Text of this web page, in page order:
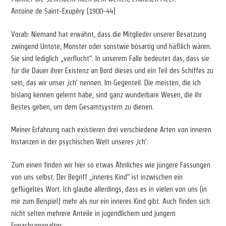
Antoine de Saint-Exupéry (1900-44)
Vorab: Niemand hat erwähnt, dass die Mitglieder unserer Besatzung
zwingend Untote, Monster oder sonstwie bösartig und häßlich wären.
Sie sind lediglich „verflucht“. In unserem Falle bedeutet das, dass sie
für die Dauer ihrer Existenz an Bord dieses und ein Teil des Schiffes zu
sein, das wir unser ‚ich‘ nennen. Im Gegenteil. Die meisten, die ich
bislang kennen gelernt habe, sind ganz wunderbare Wesen, die ihr
Bestes geben, um dem Gesamtsystem zu dienen.
Meiner Erfahrung nach existieren drei verschiedene Arten von inneren
Instanzen in der psychischen Welt unseres ‚ich‘:
Zum einen finden wir hier so etwas Ähnliches wie jüngere Fassungen
von uns selbst. Der Begriff „inneres Kind“ ist inzwischen ein
geflügeltes Wort. Ich glaube allerdings, dass es in vielen von uns (in
mir zum Beispiel) mehr als nur ein inneres Kind gibt. Auch finden sich
nicht selten mehrere Anteile in jugendlichem und jungem